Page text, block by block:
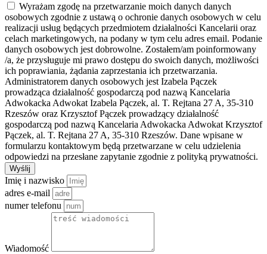
Wyrażam zgodę na przetwarzanie moich danych danych
osobowych zgodnie z ustawą o ochronie danych osobowych w celu
realizacji usług będących przedmiotem działalności Kancelarii oraz
celach marketingowych, na podany w tym celu adres email. Podanie
danych osobowych jest dobrowolne. Zostałem/am poinformowany
/a, że przysługuje mi prawo dostępu do swoich danych, możliwości
ich poprawiania, żądania zaprzestania ich przetwarzania.
Administratorem danych osobowych jest Izabela Pączek
prowadząca działalność gospodarczą pod nazwą Kancelaria
Adwokacka Adwokat Izabela Pączek, al. T. Rejtana 27 A, 35-310
Rzeszów oraz Krzysztof Pączek prowadzący działalność
gospodarczą pod nazwą Kancelaria Adwokacka Adwokat Krzysztof
Pączek, al. T. Rejtana 27 A, 35-310 Rzeszów. Dane wpisane w
formularzu kontaktowym będą przetwarzane w celu udzielenia
odpowiedzi na przesłane zapytanie zgodnie z polityką prywatności.
Wyślij
Imię i nazwisko
adres e-mail
numer telefonu
Wiadomość